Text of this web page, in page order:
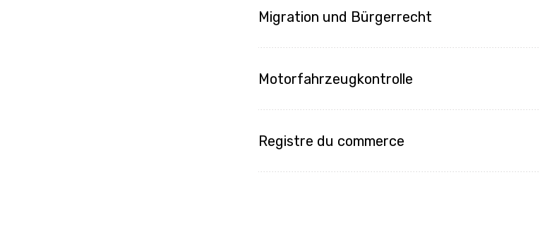
Migration und Bürgerrecht
Motorfahrzeugkontrolle
Registre du commerce